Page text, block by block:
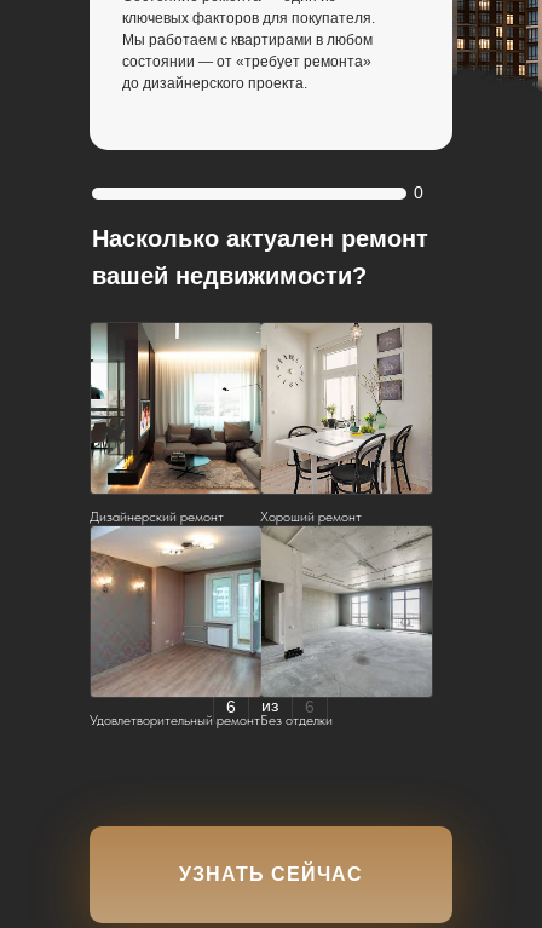
Насколько актуален ремонт
вашей недвижимости?
0
УЗНАТЬ СЕЙЧАС
6 6
из
Дизайнерский ремонт Хороший ремонт
Удовлетворительный ремонтБез отделки
ключевых факторов для покупателя.
Мы работаем с квартирами в любом
состоянии — от «требует ремонта»
до дизайнерского проекта.